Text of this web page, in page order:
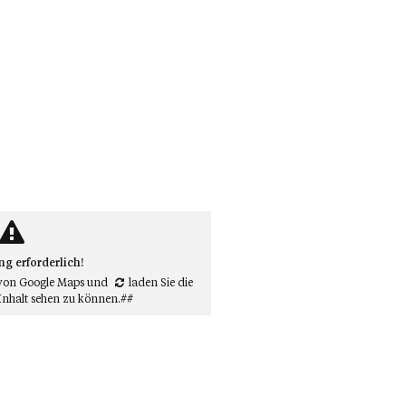
erforderlich!
Google Mapsund
laden Sie die
sehen zu können.##